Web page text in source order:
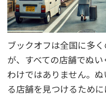
ブックオフは全国に多
が、すべての店舗でぬ
わけではありません。
る店舗を見つけるため